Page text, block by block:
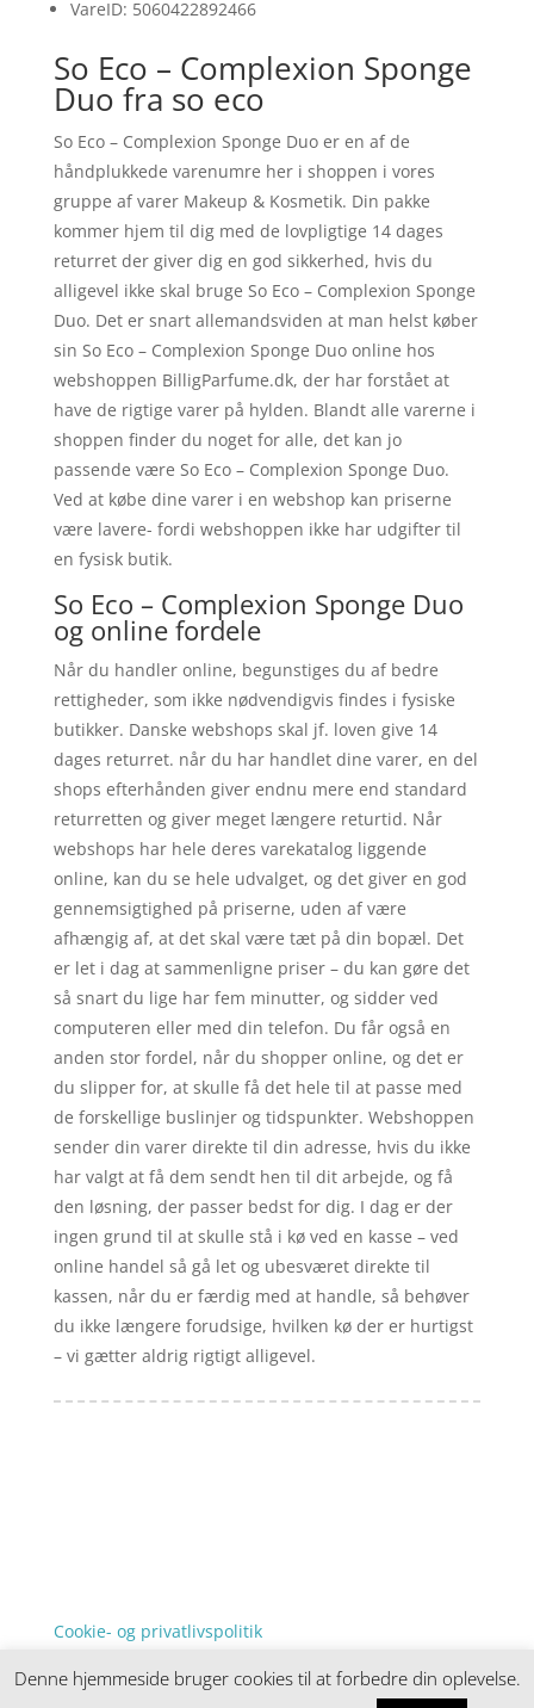
VareID: 5060422892466
So Eco – Complexion Sponge
Duo fra so eco
So Eco – Complexion Sponge Duo er en af de
håndplukkede varenumre her i shoppen i vores
gruppe af varer Makeup & Kosmetik. Din pakke
kommer hjem til dig med de lovpligtige 14 dages
returret der giver dig en god sikkerhed, hvis du
alligevel ikke skal bruge So Eco – Complexion Sponge
Duo. Det er snart allemandsviden at man helst køber
sin So Eco – Complexion Sponge Duo online hos
webshoppen BilligParfume.dk, der har forstået at
have de rigtige varer på hylden. Blandt alle varerne i
shoppen finder du noget for alle, det kan jo
passende være So Eco – Complexion Sponge Duo.
Ved at købe dine varer i en webshop kan priserne
være lavere- fordi webshoppen ikke har udgifter til
en fysisk butik.
So Eco – Complexion Sponge Duo
og online fordele
Når du handler online, begunstiges du af bedre
rettigheder, som ikke nødvendigvis findes i fysiske
butikker. Danske webshops skal jf. loven give 14
dages returret. når du har handlet dine varer, en del
shops efterhånden giver endnu mere end standard
returretten og giver meget længere returtid. Når
webshops har hele deres varekatalog liggende
online, kan du se hele udvalget, og det giver en god
gennemsigtighed på priserne, uden af være
afhængig af, at det skal være tæt på din bopæl. Det
er let i dag at sammenligne priser – du kan gøre det
så snart du lige har fem minutter, og sidder ved
computeren eller med din telefon. Du får også en
anden stor fordel, når du shopper online, og det er
du slipper for, at skulle få det hele til at passe med
de forskellige buslinjer og tidspunkter. Webshoppen
sender din varer direkte til din adresse, hvis du ikke
har valgt at få dem sendt hen til dit arbejde, og få
den løsning, der passer bedst for dig. I dag er der
ingen grund til at skulle stå i kø ved en kasse – ved
online handel så gå let og ubesværet direkte til
kassen, når du er færdig med at handle, så behøver
du ikke længere forudsige, hvilken kø der er hurtigst
– vi gætter aldrig rigtigt alligevel.
Cookie- og privatlivspolitik
Denne hjemmeside samler et bredt udvalg af
Denne hjemmeside bruger cookies til at forbedre din oplevelse.